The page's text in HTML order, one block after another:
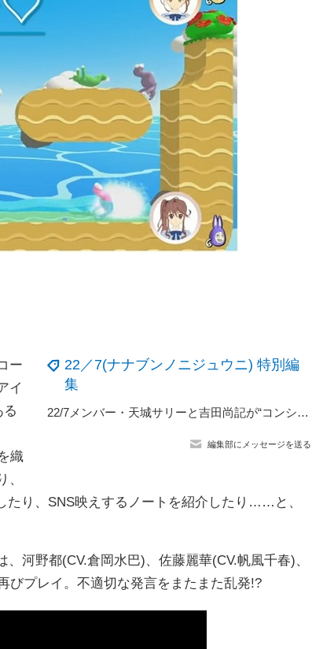
22／7(ナナブンノニジュウニ) 特別編
集
22/7メンバー・天城サリーと吉田尚記が“コンシェルジュ”に！話題のアニメ作品を紹介するラジオ番組がスタート
編集部にメッセージを送る
ー
イ
る
織
、
たり、SNS映えするノートを紹介したり……と、
河野都(CV.倉岡水巴)、佐藤麗華(CV.帆風千春)、
びプレイ。不適切な発言をまたまた乱発!?